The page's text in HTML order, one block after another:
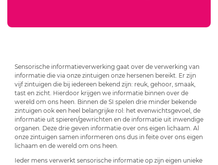
Sensorische informatieverwerking gaat over de verwerking van
informatie die via onze zintuigen onze hersenen bereikt. Er zijn
vijf zintuigen die bij iedereen bekend zijn: reuk, gehoor, smaak,
tast en zicht. Hierdoor krijgen we informatie binnen over de
wereld om ons heen. Binnen de SI spelen drie minder bekende
zintuigen ook een heel belangrijke rol: het evenwichtsgevoel, de
informatie uit spieren/gewrichten en de informatie uit inwendige
organen. Deze drie geven informatie over ons eigen lichaam. Al
onze zintuigen samen informeren ons dus in feite over ons eigen
lichaam en de wereld om ons heen.
Ieder mens verwerkt sensorische informatie op zijn eigen unieke